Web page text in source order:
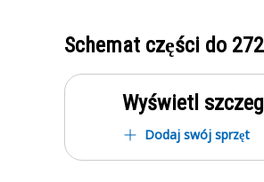
Schemat części do
Wyświetl
Dodaj swój sprzęt